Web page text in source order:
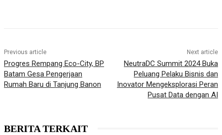
Previous article
Progres Rempang Eco-City, BP
Batam Gesa Pengerjaan
Rumah Baru di Tanjung Banon
Next article
NeutraDC Summit 2024 Buka
Peluang Pelaku Bisnis dan
Inovator Mengeksplorasi Peran
Pusat Data dengan AI
BERITA TERKAIT